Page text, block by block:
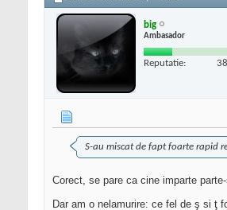
big
Ambasador
Reputatie: 38
S-au miscat de fapt foarte rapid
Corect, se pare ca cine imparte
Dar am o nelamurire: ce fel de ş si ţ